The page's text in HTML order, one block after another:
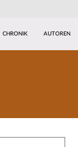
CHRONIK AUTOREN